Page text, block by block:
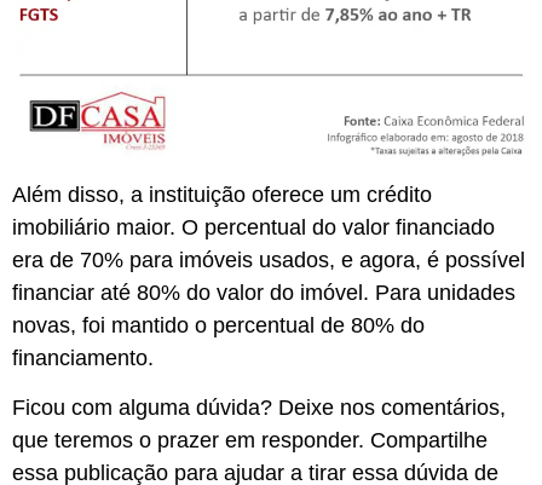
Além disso, a instituição oferece um crédito
imobiliário maior. O percentual do valor financiado
era de 70% para imóveis usados, e agora, é possível
financiar até 80% do valor do imóvel. Para unidades
novas, foi mantido o percentual de 80% do
financiamento.
Ficou com alguma dúvida? Deixe nos comentários,
que teremos o prazer em responder. Compartilhe
essa publicação para ajudar a tirar essa dúvida de